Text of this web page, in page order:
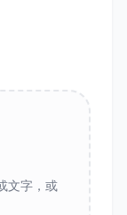
文字，或